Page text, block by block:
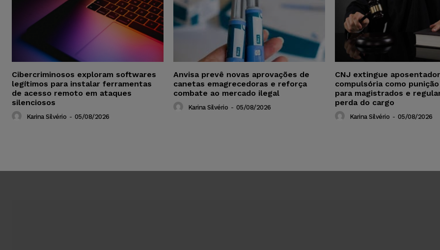
Cibercriminosos exploram softwares
legítimos para instalar ferramentas
de acesso remoto em ataques
silenciosos
Karina Silvério - 05/08/2026
Anvisa prevê novas aprovações de
canetas emagrecedoras e reforça
combate ao mercado ilegal
Karina Silvério - 05/08/2026
CNJ extingue
compulsória como
para magistrados e
perda do cargo
Karina Silvério - 05/08/2026